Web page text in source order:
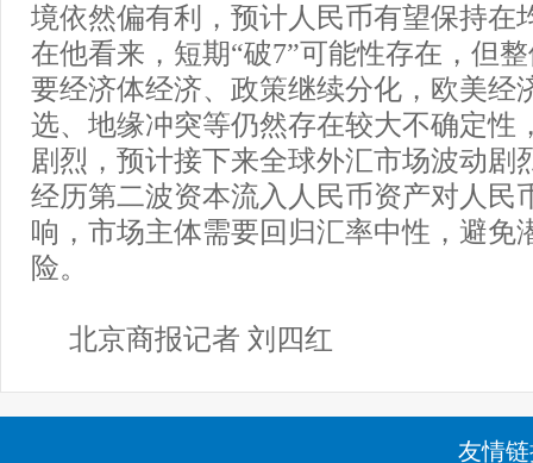
境依然偏有利，预计人民币有望保持在
在他看来，短期“破7”可能性存在，但
要经济体经济、政策继续分化，欧美经
选、地缘冲突等仍然存在较大不确定性
剧烈，预计接下来全球外汇市场波动剧
经历第二波资本流入人民币资产对人民
响，市场主体需要回归汇率中性，避免
险。
北京商报记者 刘四红
友情